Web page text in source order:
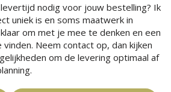
nodig voor jouw bestelling? Ik
uniek is en soms maatwerk in
om met je mee te denken en een
Neem contact op, dan kijken
om de levering optimaal af